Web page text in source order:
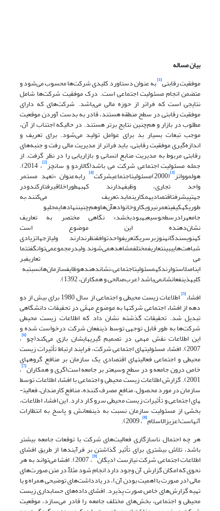
بیان مساله
موفقیت رقابتی[1] به عنوان دستاورد کلیدی شرکت‌ها محسوب می‌شود و
متضمن انجام مسئولیت اجتماعی است. درک موفقیت شرکت‌ها شامل
نتایجی است که فراتر از حوزه مالی می‌باشد. شرکت‌های که دارای
موفقیت رقابتی در سطح منطقه هستند، قادر به بدست آوردن موقعیت
مطلوب در بازار و هم‌چنین نتایج برتر هستند. در حالیکه اجتناب از آن،
موجب تبعات بسیار بد برای عوامل تولید می‌شود. برای تعریف و
اندازه‌گیری موفقیت رقابتی، باید فراتر از مدیریت مالی رفت و جنبه‌های
رقابتی مربوط به مدیریت منابع انسانی و بازاریابی را در نظر گرفت. از
جمله مسئولیت اجتماعی شرکت می باشد(گالاردو و سانچز[2] ، 2014).
هولموواتز[3] (2000)مسئولیتاجتماعیشرکت [4] رابه‌عنوان «تعهد مستمر
واحد تجاری، وظیفهدارند کهبهطوراخلاقیرفتارکندودر
جهتپیشرفتاقتصادیهمکارینماید،تعریف می‌کنند،به
طوریکهکیفیتعمرنیرویکاروخانوادهآن‌هاوهم‌چنیننهادهایمحلیو
جامعهرادرسطحوسیعبهبودبخشد» نگاهی مختصر به تعاریف
نشان‌دهنده این موضوع است
کهنویسندگانهنوزبرسریکتعریفواحدتوافقنظرندارند ولیازجهاتزیادی
شباهت‌هاییبینتعاریفمختلفمشاهدهمی‌شوند.ولیدرمجموعمی‌توانگفتتما
می تعاریفبر
ایناصلاستوارندکهمسئولیتاجتماعی،نشاندهندهوظایفسازمان‌هانسبتبه
کلیهذینفعانشانمی‌باشد (عرب‌صالحی و همکاران، 1392).
افشاء [5] اطلاعات زیست محیطی و اجتماعی از سال 1980 برای بیش از دو
دهه از افشاء اجتماعی شرکت­ها به موضوع مهمّی در تحقیقات دانشگاهی
تبدیل شد. تحقیقات گذشته نشان داد که اطلاعات زیست محیطی
شرکت‌ها به طور قابل توجهی توسط ذینفعان شرکت درخواست شده و
این اطلاعات نقش مهمی در تصمیم گیری­هایشان بازی می‌کند(چو[6] ،
2007). افشاء مسئولیت­های اجتماعی شرکت، فرایند ارتباط تأثیرات زیست
محیطی و اجتماعی فعالیت­های اقتصادی یک سازمان بر منافع گروه­های
خاص درون جامعه و در سطح وسیع­تر بر جامعه است(گری و همکاران[7] ،
2001). گزارش اطلاعات زیست محیطی و اجتماعی با افشاء اطلاعات توسط
سازمان در مورد محصول، منافع مصرف کننده، منافع کارمندان، فعالیت­
های اجتماعی و تأثیرات زیست محیطی سرو کار دارد. این افشاء اطلاعات،
بخشی از مسئولیت سازمان نسبت به ذینفعانش و پاسخ به انتظارات
آنهاست(عزیزالاسلام[8] ، 2009).
هر چه احتمال ناسازگاری فعالیت‌های شرکت با توقعات جامعه بیشتر
باشد، تلاش بیشتری برای تأثیر گذاشتن بر فرآیندها از طریق افشای
اطلاعات اجتماعی شرکت نیازست (دیگان[9] ، 2007). افشا می‌تواند به هر
نحوی که امکان گزارش آن وجود دارد انجام شود مثلآً در متن صورت‌های
مالی (در صورت با اهمیت بودن آن)، در یادداشت‌های توضیحی همراه و یا
تهیه گزارش‌های خاص صورت پذیرد. افشای داده‌های حسابداری زیست
محیطی و اجتماعی، بخش‌های مختلف جامعه را قادر می‌سازد، موقعیت